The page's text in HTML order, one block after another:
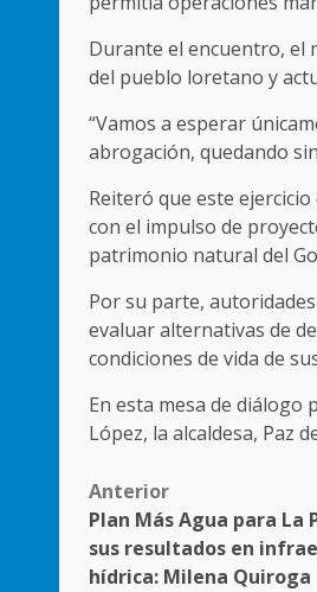
Durante el encuentro, el
del pueblo loretano y
“Vamos a esperar
abrogación, quedando
Reiteró que este
con el impulso de
patrimonio natural del
Por su parte,
evaluar alternativas de
condiciones de vida de
En esta mesa de
López, la alcaldesa, Paz
Post
navigation
Anterior
Plan Más Agua para
sus resultados en
hídrica: Milena Quiroga